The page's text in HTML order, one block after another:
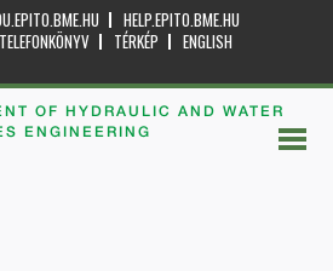
HELP.EPITO.BME.HU
TELEFONKÖNYV TÉRKÉP
ENGLISH
OF HYDRAULIC AND WATER
ENGINEERING